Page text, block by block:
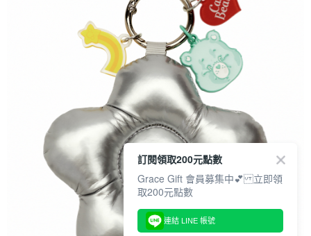
訂閱領取200元點數
Grace Gift 會員募集中💕 立即領
取200元點數
連結 LINE 帳號